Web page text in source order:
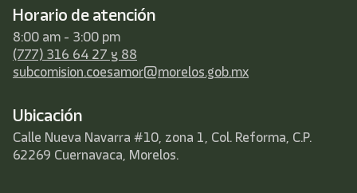
Horario de atención
8:00 am - 3:00 pm
(777) 316 64 27 y 88
subcomision.coesamor@morelos.gob.mx
Ubicación
Calle Nueva Navarra #10, zona 1, Col. Reforma, C.P.
62269 Cuernavaca, Morelos.